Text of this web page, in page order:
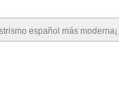
español más moderna¡